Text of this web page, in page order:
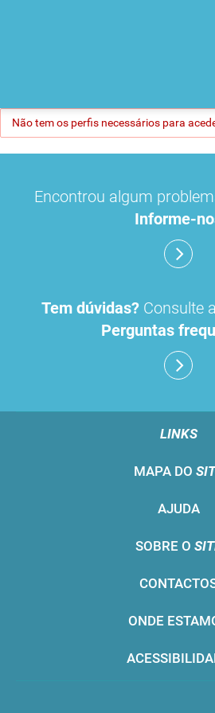
Não tem os perfis necessários para
Encontrou algum
Informe-
Tem dúvidas? Consulte
Perguntas
LINKS
MAPA DO
AJUDA
SOBRE O
ONDE